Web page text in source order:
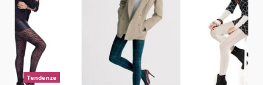
Tendenze